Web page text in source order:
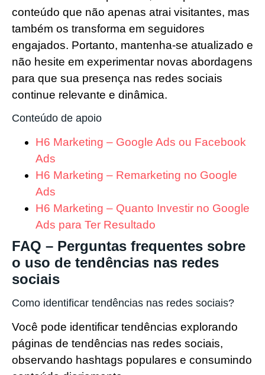
conteúdo que não apenas atrai visitantes, mas
também os transforma em seguidores
engajados. Portanto, mantenha-se atualizado e
não hesite em experimentar novas abordagens
para que sua presença nas redes sociais
continue relevante e dinâmica.
Conteúdo de apoio
H6 Marketing – Google Ads ou Facebook
Ads
H6 Marketing – Remarketing no Google
Ads
H6 Marketing – Quanto Investir no Google
Ads para Ter Resultado
FAQ – Perguntas frequentes sobre
o uso de tendências nas redes
sociais
Como identificar tendências nas redes sociais?
Você pode identificar tendências explorando
páginas de tendências nas redes sociais,
observando hashtags populares e consumindo